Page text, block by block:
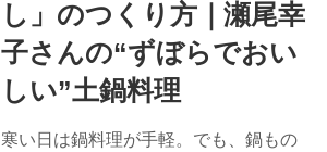
し」のつくり方｜瀬尾幸
子さんの“ずぼらでおい
しい”土鍋料理
寒い日は鍋料理が手軽。でも、鍋もの